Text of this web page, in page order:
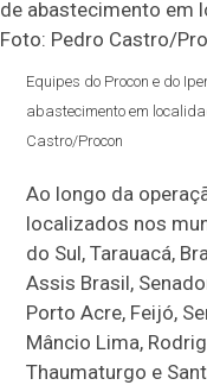
Equipes do Procon e do
abastecimento em
Castro/Procon
Ao longo da
localizados nos
do Sul, Tarauacá,
Assis Brasil,
Porto Acre, Feijó,
Mâncio Lima,
Thaumaturgo e